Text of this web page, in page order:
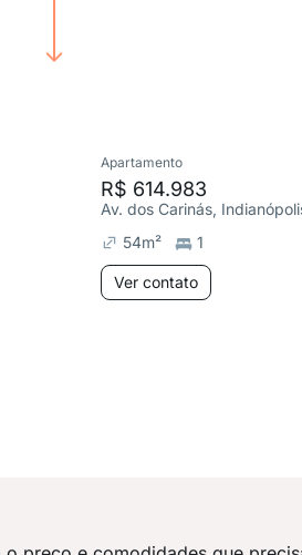
Apartamento
R$ 614.983
Av. dos Carinás,
54m² 1
Ver contato